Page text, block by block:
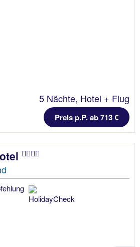
5 Nächte, Hotel + Flug
Preis p.P. ab 713 €